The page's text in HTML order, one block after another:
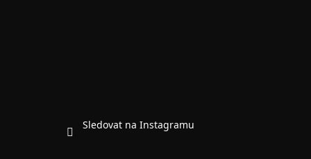
Sledovat na Instagramu